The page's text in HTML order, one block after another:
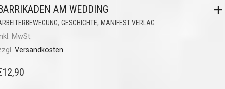
AM WEDDING
, GESCHICHTE, MANIFEST VERLAG
MwSt.
Versandkosten
12,90